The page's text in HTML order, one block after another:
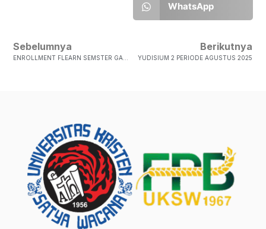
WhatsApp
Sebelumnya Berikutnya
YUDISIUM 2 PERIODE AGUSTUS 2025